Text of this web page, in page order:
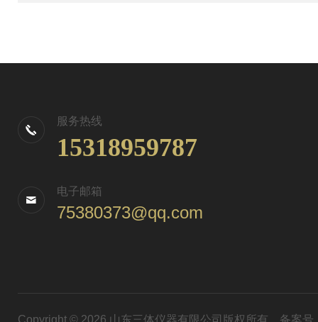
服务热线
15318959787
电子邮箱
75380373@qq.com
Copyright © 2026 山东三体仪器有限公司版权所有 备案号